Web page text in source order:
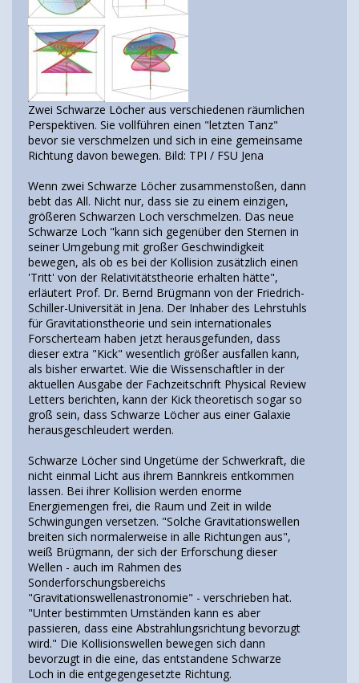
Zwei Schwarze Löcher aus verschiedenen räumlichen
Perspektiven. Sie vollführen einen "letzten Tanz"
bevor sie verschmelzen und sich in eine gemeinsame
Richtung davon bewegen. Bild: TPI / FSU Jena
Wenn zwei Schwarze Löcher zusammenstoßen, dann
bebt das All. Nicht nur, dass sie zu einem einzigen,
größeren Schwarzen Loch verschmelzen. Das neue
Schwarze Loch "kann sich gegenüber den Sternen in
seiner Umgebung mit großer Geschwindigkeit
bewegen, als ob es bei der Kollision zusätzlich einen
'Tritt' von der Relativitätstheorie erhalten hätte",
erläutert Prof. Dr. Bernd Brügmann von der Friedrich-
Schiller-Universität in Jena. Der Inhaber des Lehrstuhls
für Gravitationstheorie und sein internationales
Forscherteam haben jetzt herausgefunden, dass
dieser extra "Kick" wesentlich größer ausfallen kann,
als bisher erwartet. Wie die Wissenschaftler in der
aktuellen Ausgabe der Fachzeitschrift Physical Review
Letters berichten, kann der Kick theoretisch sogar so
groß sein, dass Schwarze Löcher aus einer Galaxie
herausgeschleudert werden.
Schwarze Löcher sind Ungetüme der Schwerkraft, die
nicht einmal Licht aus ihrem Bannkreis entkommen
lassen. Bei ihrer Kollision werden enorme
Energiemengen frei, die Raum und Zeit in wilde
Schwingungen versetzen. "Solche Gravitationswellen
breiten sich normalerweise in alle Richtungen aus",
weiß Brügmann, der sich der Erforschung dieser
Wellen - auch im Rahmen des
Sonderforschungsbereichs
"Gravitationswellenastronomie" - verschrieben hat.
"Unter bestimmten Umständen kann es aber
passieren, dass eine Abstrahlungsrichtung bevorzugt
wird." Die Kollisionswellen bewegen sich dann
bevorzugt in die eine, das entstandene Schwarze
Loch in die entgegengesetzte Richtung.